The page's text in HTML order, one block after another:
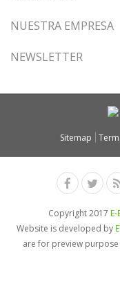
NUESTRA EMPRESA
NEWSLETTER
Sitemap
Copyright 2017
Website is developed by
are for preview